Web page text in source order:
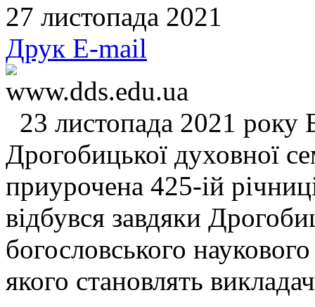
27 листопада 2021
Друк E-mail
www.dds.edu.ua
23 листопада 2021 року
Дрогобицької духовної
приурочена 425-ій
відбувся завдяки
богословського
якого становлять